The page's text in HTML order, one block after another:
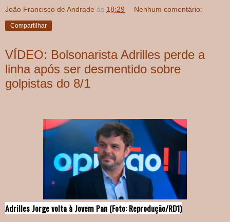
João Francisco de Andrade às 18:29 Nenhum comentário:
Compartilhar
VÍDEO: Bolsonarista Adrilles perde a
linha após ser desmentido sobre
golpistas do 8/1
Adrilles Jorge volta à Jovem Pan (Foto: Reprodução/RD1)